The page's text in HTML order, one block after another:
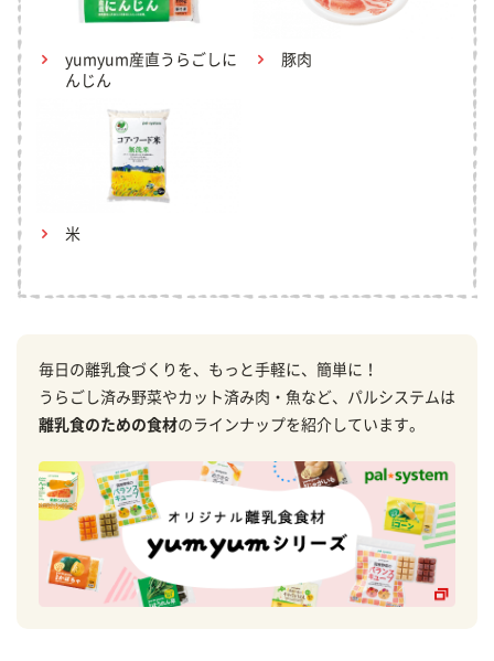
yumyum産直うらごしに
んじん
豚肉
米
毎日の離乳食づくりを、もっと手軽に、簡単に！
うらごし済み野菜やカット済み肉・魚など、パルシステムは
離乳食のための食材のラインナップを紹介しています。